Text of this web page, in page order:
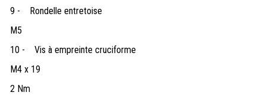
9 -
Rondelle entretoise
M5
10 -
Vis à empreinte cruciforme
M4 x 19
2 Nm